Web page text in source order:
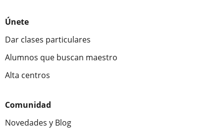
Únete
Dar clases particulares
Alumnos que buscan maestro
Alta centros
Comunidad
Novedades y Blog